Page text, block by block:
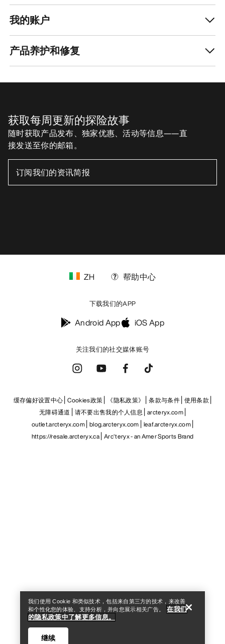
我的账户
产品养护和修复
获取每周更新的探险故事
随时获取产品发布、独家优惠、活动等信息——直
接发送至你的邮箱。
关注我们的社交媒体账号
ZH 帮助中心
下载我们的APP
Android App iOS App
缓存偏好设置中心 Cookies政策 《隐私政策》 条款与条件 使用条款
无障碍通道
请不要出售我的个人信息 arcteryx.com
outlet.arcteryx.com blog.arcteryx.com leaf.arcteryx.com
https://resale.arcteryx.ca Arc'teryx - an Amer Sports Brand
我们使用 Cookie 和类似技术，包括来自第三方的技术，来改善
和个性化您的体验、支持分析，并向您展示相关广告。
在我们
的隐私政策中了解更多信息。
继续